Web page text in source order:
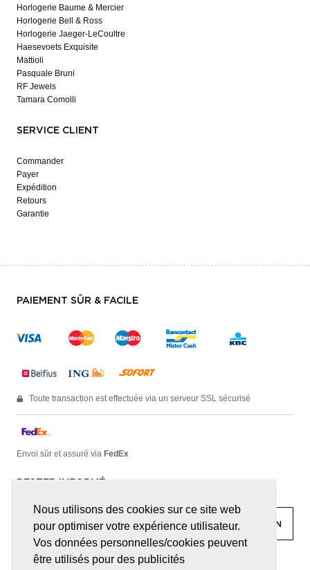
Nous utilisons des cookies sur ce site web
pour optimiser votre expérience utilisateur.
Vos données personnelles/cookies peuvent
être utilisés pour des publicités
Horlogerie Baume & Mercier
Horlogerie Bell & Ross
Horlogerie Jaeger-LeCoultre
Haesevoets Exquisite
Mattioli
Pasquale Bruni
RF Jewels
Tamara Comolli
SERVICE CLIENT
Commander
Payer
Expédition
Retours
Garantie
PAIEMENT SÛR & FACILE
Toute transaction est effectuée via un serveur SSL sécurisé
Envoi sûr et assuré via FedEx
RESTER INFORMÉ
facebook linkedin